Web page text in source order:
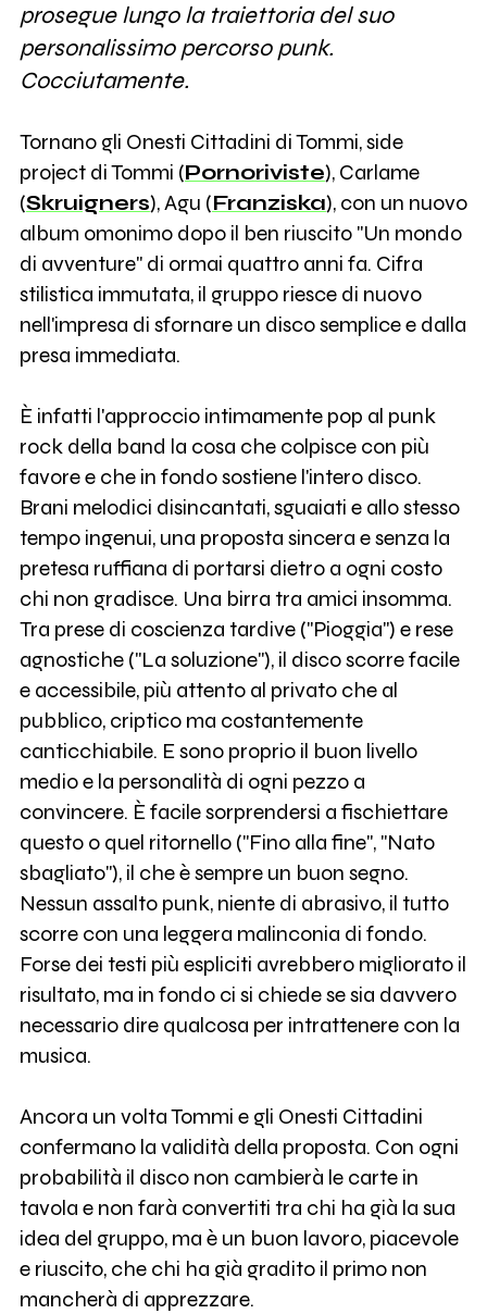
prosegue lungo la traiettoria del suo
personalissimo percorso punk.
Cocciutamente.
Tornano gli Onesti Cittadini di Tommi, side
project di Tommi (Pornoriviste), Carlame
(Skruigners), Agu (Franziska), con un nuovo
album omonimo dopo il ben riuscito "Un mondo
di avventure" di ormai quattro anni fa. Cifra
stilistica immutata, il gruppo riesce di nuovo
nell'impresa di sfornare un disco semplice e dalla
presa immediata.
È infatti l'approccio intimamente pop al punk
rock della band la cosa che colpisce con più
favore e che in fondo sostiene l'intero disco.
Brani melodici disincantati, sguaiati e allo stesso
tempo ingenui, una proposta sincera e senza la
pretesa ruffiana di portarsi dietro a ogni costo
chi non gradisce. Una birra tra amici insomma.
Tra prese di coscienza tardive ("Pioggia") e rese
agnostiche ("La soluzione"), il disco scorre facile
e accessibile, più attento al privato che al
pubblico, criptico ma costantemente
canticchiabile. E sono proprio il buon livello
medio e la personalità di ogni pezzo a
convincere. È facile sorprendersi a fischiettare
questo o quel ritornello ("Fino alla fine", "Nato
sbagliato"), il che è sempre un buon segno.
Nessun assalto punk, niente di abrasivo, il tutto
scorre con una leggera malinconia di fondo.
Forse dei testi più espliciti avrebbero migliorato il
risultato, ma in fondo ci si chiede se sia davvero
necessario dire qualcosa per intrattenere con la
musica.
Ancora un volta Tommi e gli Onesti Cittadini
confermano la validità della proposta. Con ogni
probabilità il disco non cambierà le carte in
tavola e non farà convertiti tra chi ha già la sua
idea del gruppo, ma è un buon lavoro, piacevole
e riuscito, che chi ha già gradito il primo non
mancherà di apprezzare.